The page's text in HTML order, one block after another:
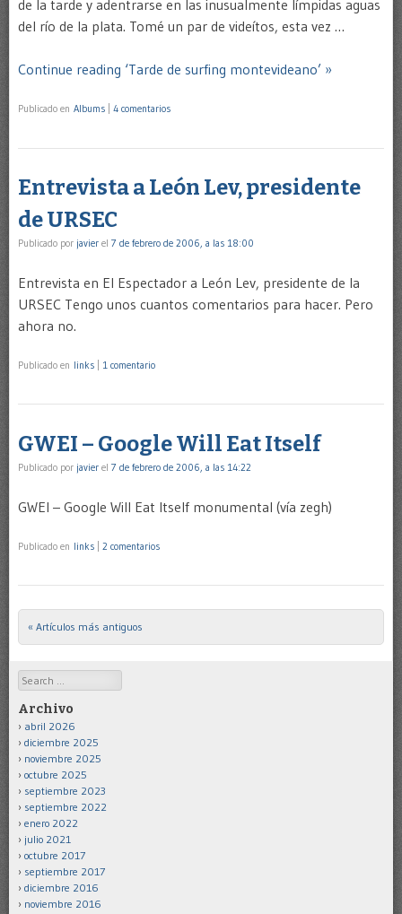
de la tarde y adentrarse en las inusualmente límpidas aguas
del río de la plata. Tomé un par de videítos, esta vez …
Continue reading ‘Tarde de surfing montevideano’ »
Publicado en Albums 4 comentarios
Entrevista a León Lev, presidente
de URSEC
Publicado por javier el 7 de febrero de 2006, a las 18:00
Entrevista en El Espectador a León Lev, presidente de la
URSEC Tengo unos cuantos comentarios para hacer. Pero
ahora no.
Publicado en links 1 comentario
GWEI – Google Will Eat Itself
Publicado por javier el 7 de febrero de 2006, a las 14:22
GWEI – Google Will Eat Itself monumental (vía zegh)
Publicado en links 2 comentarios
Post navigation
« Artículos más antiguos
Search
Archivo
abril 2026
diciembre 2025
noviembre 2025
octubre 2025
septiembre 2023
septiembre 2022
enero 2022
julio 2021
octubre 2017
septiembre 2017
diciembre 2016
noviembre 2016